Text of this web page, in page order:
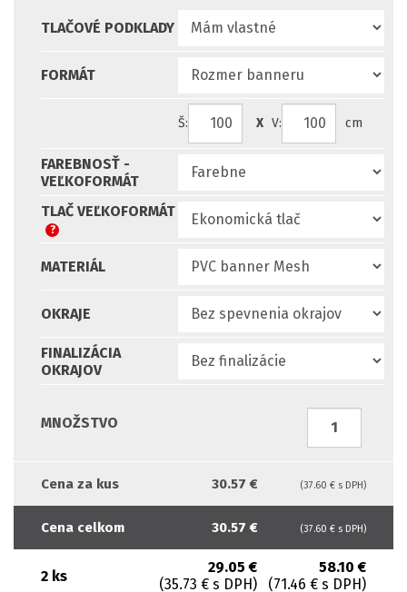
TLAČOVÉ PODKLADY
FORMÁT
Š: X V: cm
FAREBNOSŤ -
VEĽKOFORMÁT
TLAČ VEĽKOFORMÁT
?
MATERIÁL
OKRAJE
FINALIZÁCIA
OKRAJOV
MNOŽSTVO
Cena za kus 30.57 € (37.60 € s DPH)
Cena celkom 30.57 € (37.60 € s DPH)
2 ks
29.05 €
(35.73 € s DPH)
58.10 €
(71.46 € s DPH)